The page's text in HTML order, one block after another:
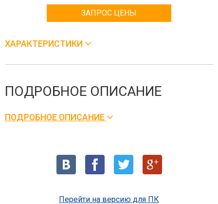
ЗАПРОС ЦЕНЫ
ХАРАКТЕРИСТИКИ
ПОДРОБНОЕ ОПИСАНИЕ
ПОДРОБНОЕ ОПИСАНИЕ
Перейти на версию для ПК